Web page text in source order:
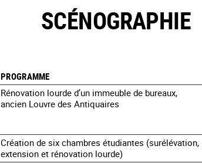
SCÉNOGRAPHIE
PROGRAMME
Rénovation lourde d’un immeuble de bureaux,
ancien Louvre des Antiquaires
Création de six chambres étudiantes (surélévation,
extension et rénovation lourde)